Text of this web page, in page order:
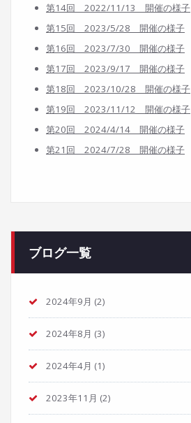
第14回 2022/11/13 開催の様子
第15回 2023/5/28 開催の様子
第16回 2023/7/30 開催の様子
第17回 2023/9/17 開催の様子
第18回 2023/10/28 開催の様子
第19回 2023/11/12 開催の様子
第20回 2024/4/14 開催の様子
第21回 2024/7/28 開催の様子
ブログ一覧
2024年9月 (2)
2024年8月 (3)
2024年4月 (1)
2023年11月 (2)